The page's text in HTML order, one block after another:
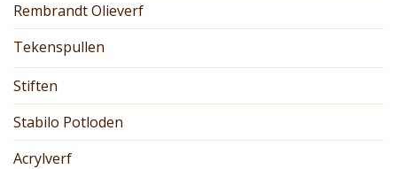
Rembrandt Olieverf
Tekenspullen
Stiften
Stabilo Potloden
Acrylverf